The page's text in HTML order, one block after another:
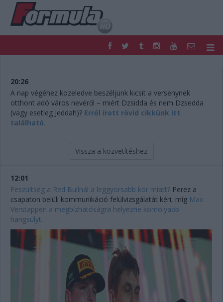
FORMULA
NEMZETKÖZI
HAZAI
RETRO
EGYÉB
PODCAST
SHOP
LIVE
20:26
A nap végéhez közeledve beszéljünk kicsit a versenynek
otthont adó város nevéről – miért Dzsidda és nem Dzsedda
(vagy esetleg Jeddah)? Erről írott rövid cikkünk itt
található.
Vissza a közvetítéshez
12:01
Feszültség a Red Bullnál a leggyorsabb kör miatt? Perez a
csapaton belüli kommunikáció felülvizsgálatát kéri, míg Max
Verstappen a megbízhatóságra helyezne komolyabb
hangsúlyt.